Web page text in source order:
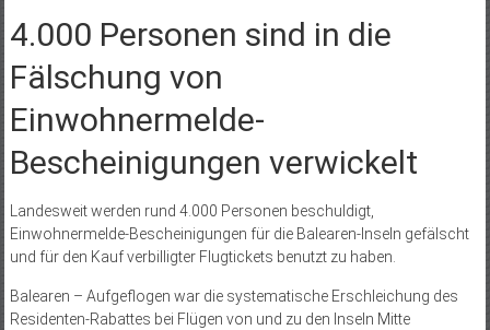
4.000 Personen sind in die
Fälschung von
Einwohnermelde-
Bescheinigungen verwickelt
Landesweit werden rund 4.000 Personen beschuldigt,
Einwohnermelde-Bescheinigungen für die Balearen-Inseln gefälscht
und für den Kauf verbilligter Flugtickets benutzt zu haben.
Balearen – Aufgeflogen war die systematische Erschleichung des
Residenten-Rabattes bei Flügen von und zu den Inseln Mitte